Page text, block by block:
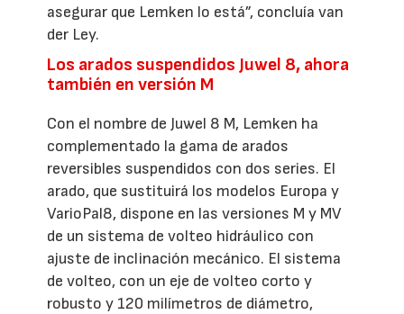
asegurar que Lemken lo está”, concluía van
der Ley.
Los arados suspendidos Juwel 8, ahora
también en versión M
Con el nombre de Juwel 8 M, Lemken ha
complementado la gama de arados
reversibles suspendidos con dos series. El
arado, que sustituirá los modelos Europa y
VarioPal8, dispone en las versiones M y MV
de un sistema de volteo hidráulico con
ajuste de inclinación mecánico. El sistema
de volteo, con un eje de volteo corto y
robusto y 120 milímetros de diámetro,